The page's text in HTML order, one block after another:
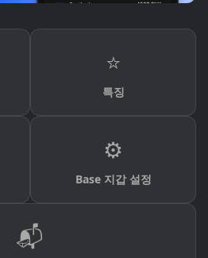
⭐
특징
⚙️
Base 지갑 설정
📬